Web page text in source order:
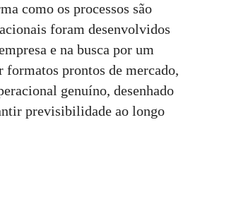
como os processos são
foram desenvolvidos
e na busca por um
prontos de mercado,
genuíno, desenhado
previsibilidade ao longo